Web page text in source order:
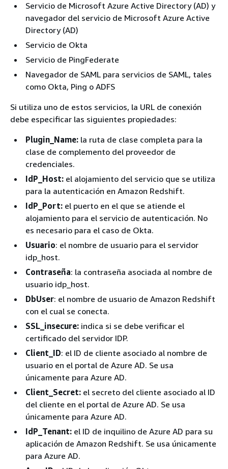
Servicio de Microsoft Azure Active Directory (AD) y
navegador del servicio de Microsoft Azure Active
Directory (AD)
Servicio de Okta
Servicio de PingFederate
Navegador de SAML para servicios de SAML, tales
como Okta, Ping o ADFS
Si utiliza uno de estos servicios, la URL de conexión
debe especificar las siguientes propiedades:
Plugin_Name: la ruta de clase completa para la
clase de complemento del proveedor de
credenciales.
IdP_Host: el alojamiento del servicio que se utiliza
para la autenticación en Amazon Redshift.
IdP_Port: el puerto en el que se atiende el
alojamiento para el servicio de autenticación. No
es necesario para el caso de Okta.
Usuario: el nombre de usuario para el servidor
idp_host.
Contraseña: la contraseña asociada al nombre de
usuario idp_host.
DbUser: el nombre de usuario de Amazon Redshift
con el cual se conecta.
SSL_insecure: indica si se debe verificar el
certificado del servidor IDP.
Client_ID: el ID de cliente asociado al nombre de
usuario en el portal de Azure AD. Se usa
únicamente para Azure AD.
Client_Secret: el secreto del cliente asociado al ID
del cliente en el portal de Azure AD. Se usa
únicamente para Azure AD.
IdP_Tenant: el ID de inquilino de Azure AD para su
aplicación de Amazon Redshift. Se usa únicamente
para Azure AD.